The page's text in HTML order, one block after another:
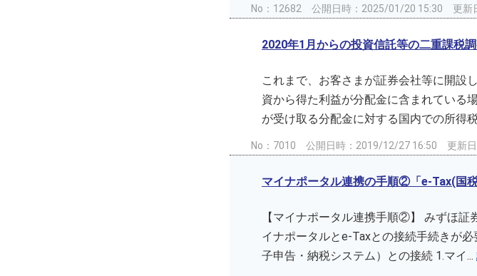
No：12682 公開日時：2025/01/20 15:30 更新
2020年1月からの投資信託等の二重課税
これまで、お客さまが証券会社等に開設
資から得た利益が分配金に含まれている
が受け取る分配金に対する国内での所得
No：7010 公開日時：2019/12/27 16:50 更新
マイナポータル連携の手順②「e-Tax(国
【マイナポータル連携手順②】 みずほ
イナポータルとe-Taxとの接続手続きが
子申告・納税システム）との接続 1.マイ...